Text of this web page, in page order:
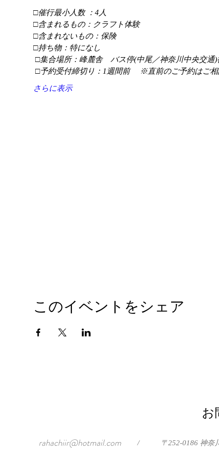
□催行最小人数 ：4人
□含まれるもの：クラフト体験
□含まれないもの：保険
□持ち物：特になし
□集合場所：峰麓舎　バス停(中尾／神奈川中央交通)
□予約受付締切り：1週間前 　※直前のご予約はご
さらに表示
このイベントをシェア
お
rahachiir@hotmail.com / 〒252-0186 神奈